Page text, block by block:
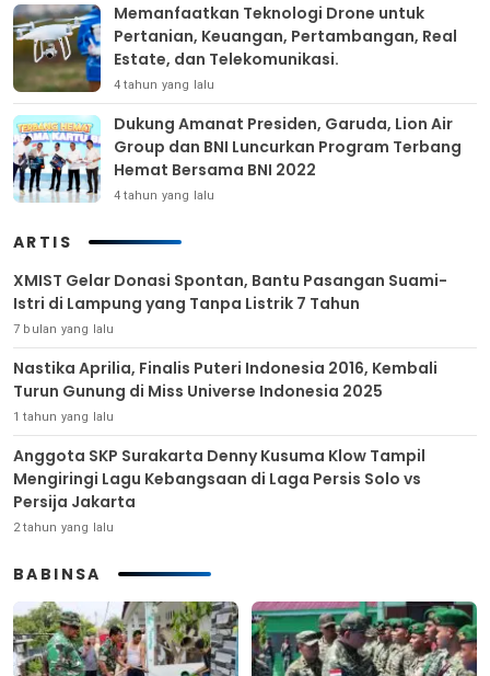
Memanfaatkan Teknologi Drone untuk
Pertanian, Keuangan, Pertambangan, Real
Estate, dan Telekomunikasi.
4 tahun yang lalu
Dukung Amanat Presiden, Garuda, Lion Air
Group dan BNI Luncurkan Program Terbang
Hemat Bersama BNI 2022
4 tahun yang lalu
ARTIS
XMIST Gelar Donasi Spontan, Bantu Pasangan Suami-
Istri di Lampung yang Tanpa Listrik 7 Tahun
7 bulan yang lalu
Nastika Aprilia, Finalis Puteri Indonesia 2016, Kembali
Turun Gunung di Miss Universe Indonesia 2025
1 tahun yang lalu
Anggota SKP Surakarta Denny Kusuma Klow Tampil
Mengiringi Lagu Kebangsaan di Laga Persis Solo vs
Persija Jakarta
2 tahun yang lalu
BABINSA